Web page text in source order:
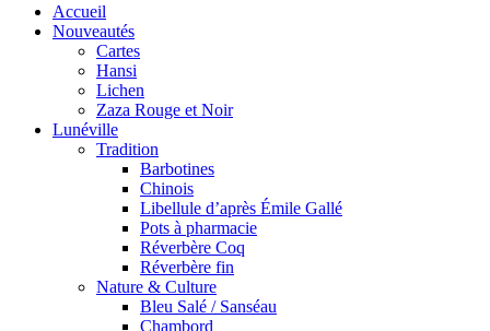
Accueil
Nouveautés
Cartes
Hansi
Lichen
Zaza Rouge et Noir
Lunéville
Tradition
Barbotines
Chinois
Libellule d’après Émile Gallé
Pots à pharmacie
Réverbère Coq
Réverbère fin
Nature & Culture
Bleu Salé / Sanséau
Chambord